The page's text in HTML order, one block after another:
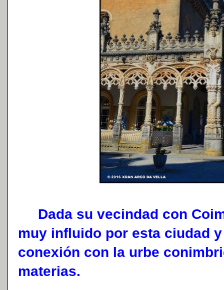
Dada su vecindad con
muy influido por esta ciudad
conexión con la urbe
materias.